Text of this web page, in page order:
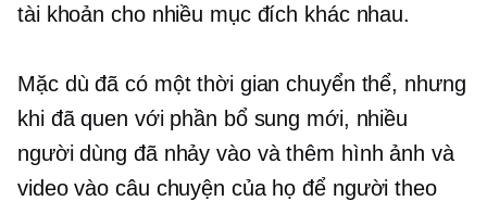
tài khoản cho nhiều mục đích khác nhau.
Mặc dù đã có một thời gian chuyển thể, nhưng
khi đã quen với phần bổ sung mới, nhiều
người dùng đã nhảy vào và thêm hình ảnh và
video vào câu chuyện của họ để người theo